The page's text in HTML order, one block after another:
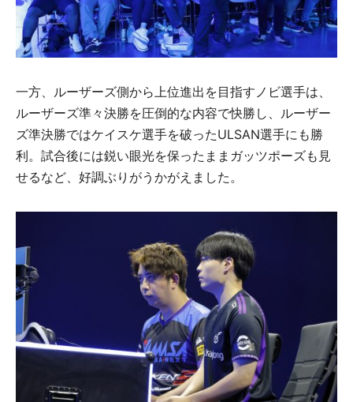
一方、ルーザーズ側から上位進出を目指すノビ選手は、
ルーザーズ準々決勝を圧倒的な内容で快勝し、ルーザー
ズ準決勝ではケイスケ選手を破ったULSAN選手にも勝
利。試合後には鋭い眼光を保ったままガッツポーズも見
せるなど、好調ぶりがうかがえました。